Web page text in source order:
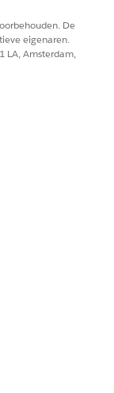
De
eigenaren.
LA, Amsterdam,